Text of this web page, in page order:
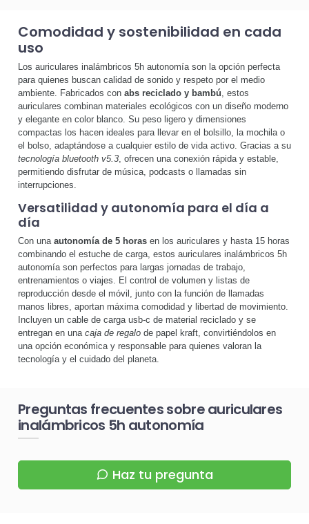
Comodidad y sostenibilidad en cada
uso
Los auriculares inalámbricos 5h autonomía son la opción perfecta
para quienes buscan calidad de sonido y respeto por el medio
ambiente. Fabricados con abs reciclado y bambú, estos
auriculares combinan materiales ecológicos con un diseño moderno
y elegante en color blanco. Su peso ligero y dimensiones
compactas los hacen ideales para llevar en el bolsillo, la mochila o
el bolso, adaptándose a cualquier estilo de vida activo. Gracias a su
tecnología bluetooth v5.3, ofrecen una conexión rápida y estable,
permitiendo disfrutar de música, podcasts o llamadas sin
interrupciones.
Versatilidad y autonomía para el día a
día
Con una autonomía de 5 horas en los auriculares y hasta 15 horas
combinando el estuche de carga, estos auriculares inalámbricos 5h
autonomía son perfectos para largas jornadas de trabajo,
entrenamientos o viajes. El control de volumen y listas de
reproducción desde el móvil, junto con la función de llamadas
manos libres, aportan máxima comodidad y libertad de movimiento.
Incluyen un cable de carga usb-c de material reciclado y se
entregan en una caja de regalo de papel kraft, convirtiéndolos en
una opción económica y responsable para quienes valoran la
tecnología y el cuidado del planeta.
Preguntas frecuentes sobre auriculares
inalámbricos 5h autonomía
Haz tu pregunta